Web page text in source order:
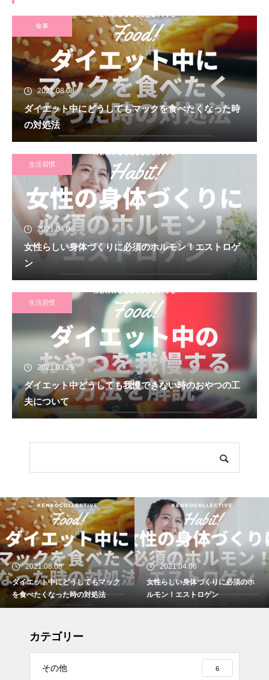
食事
2021.08.08
ダイエット中にどうしてもマックを食べたくなった時
の対処法
生活習慣
2021.04.06
女性らしい身体づくりに必須のホルモン！エストロゲ
ン
生活習慣
2021.03.29
ダイエット中どうしても我慢できない時のおやつの工
夫について
2021.04.06
女性らしい身体づくりに必須のホ
ルモン！エストロゲン
2021.03.29
ダイエット中どうしても我慢でき
ない時のおやつの工夫について
カテゴリー
その他 6